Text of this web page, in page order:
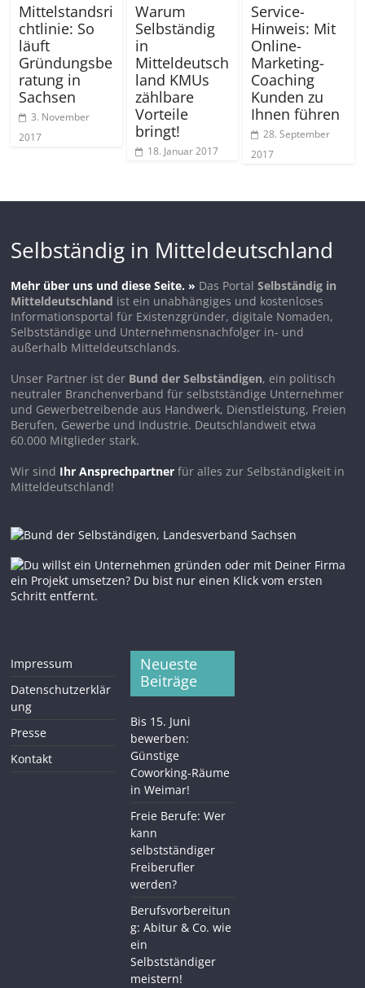
Mittelstandsri
chtlinie: So
läuft
Gründungsbe
ratung in
Sachsen
3. November
2017
Warum
Selbständig
in
Mitteldeutsch
land KMUs
zählbare
Vorteile
bringt!
18. Januar 2017
Service-
Hinweis: Mit
Online-
Marketing-
Coaching
Kunden zu
Ihnen führen
28. September
2017
Selbständig in Mitteldeutschland
Mehr über uns und diese Seite. » Das PortalSelbständig in
Mitteldeutschland ist ein unabhängiges und kostenloses
Informationsportal für Existenzgründer, digitale Nomaden,
Selbstständige und Unternehmensnachfolger in- und
außerhalb Mitteldeutschlands.
Unser Partner ist der Bund der Selbständigen, ein politisch
neutraler Branchenverband für selbstständige Unternehmer
und Gewerbetreibende aus Handwerk, Dienstleistung, Freien
Berufen, Gewerbe und Industrie. Deutschlandweit etwa
60.000 Mitglieder stark.
Wir sind Ihr Ansprechpartner für alles zur Selbständigkeit in
Mitteldeutschland!
Impressum
Datenschutzerklär
ung
Presse
Kontakt
Neueste
Beiträge
Bis 15. Juni
bewerben:
Günstige
Coworking-Räume
in Weimar!
Freie Berufe: Wer
kann
selbstständiger
Freiberufler
werden?
Berufsvorbereitun
g: Abitur & Co. wie
ein
Selbstständiger
meistern!